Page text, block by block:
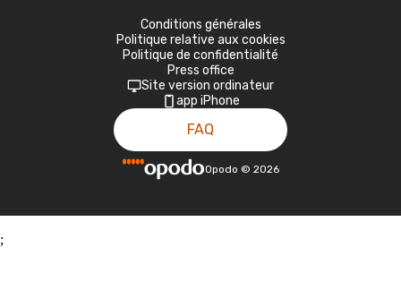
Conditions générales
Politique relative aux cookies
Politique de confidentialité
Press office
Site version ordinateur
app iPhone
FAQ
Opodo © 2026
;